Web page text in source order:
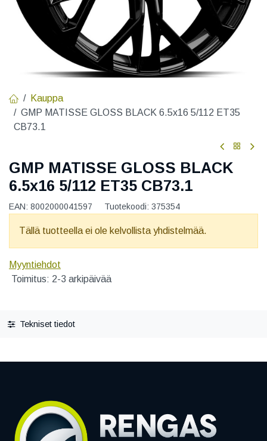
Kauppa
GMP MATISSE GLOSS BLACK 6.5x16 5/112 ET35
CB73.1
GMP MATISSE GLOSS BLACK
6.5x16 5/112 ET35 CB73.1
EAN: 8002000041597 Tuotekoodi: 375354
Tällä tuotteella ei ole kelvollista yhdistelmää.
Myyntiehdot
Toimitus: 2-3 arkipäivää
Tekniset tiedot